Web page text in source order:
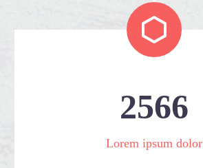


2566
Lorem ipsum dolor